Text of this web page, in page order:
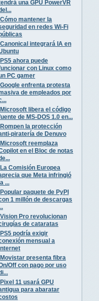
una GPU PowerVR
Cómo mantener la
en redes Wi-Fi
Canonical integrará IA en
PS5 ahora puede
con Linux como
PC gamer
Google enfrenta protesta
de empleados por
Microsoft libera el código
de MS-DOS 1.0 en...
Rompen la protección
piratería de Denuvo
Microsoft reemplaza
en el Bloc de notas
La Comisión Europea
que Meta infringió
...
Popular paquete de PyPI
1 millón de descargas
Vision Pro revolucionan
de cataratas
PS5 podría exigir
mensual a
Movistar presenta fibra
Off con pago por uso
Pixel 11 usará GPU
para abaratar